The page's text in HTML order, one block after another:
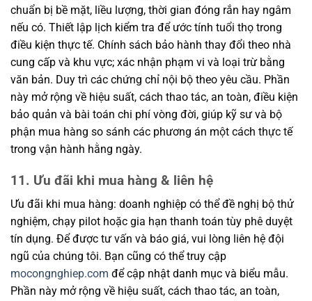
chuẩn bị bề mặt, liều lượng, thời gian đóng rắn hay ngâm
nếu có. Thiết lập lịch kiểm tra để ước tính tuổi thọ trong
điều kiện thực tế. Chính sách bảo hành thay đổi theo nhà
cung cấp và khu vực; xác nhận phạm vi và loại trừ bằng
văn bản. Duy trì các chứng chỉ nội bộ theo yêu cầu. Phần
này mở rộng về hiệu suất, cách thao tác, an toàn, điều kiện
bảo quản và bài toán chi phí vòng đời, giúp kỹ sư và bộ
phận mua hàng so sánh các phương án một cách thực tế
trong vận hành hằng ngày.
11. Ưu đãi khi mua hàng & liên hệ
Ưu đãi khi mua hàng: doanh nghiệp có thể đề nghị bộ thử
nghiệm, chạy pilot hoặc gia hạn thanh toán tùy phê duyệt
tín dụng. Để được tư vấn và báo giá, vui lòng liên hệ đội
ngũ của chúng tôi. Bạn cũng có thể truy cập
mocongnghiep.com để cập nhật danh mục và biểu mẫu.
Phần này mở rộng về hiệu suất, cách thao tác, an toàn,